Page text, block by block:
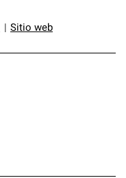
Sitio web